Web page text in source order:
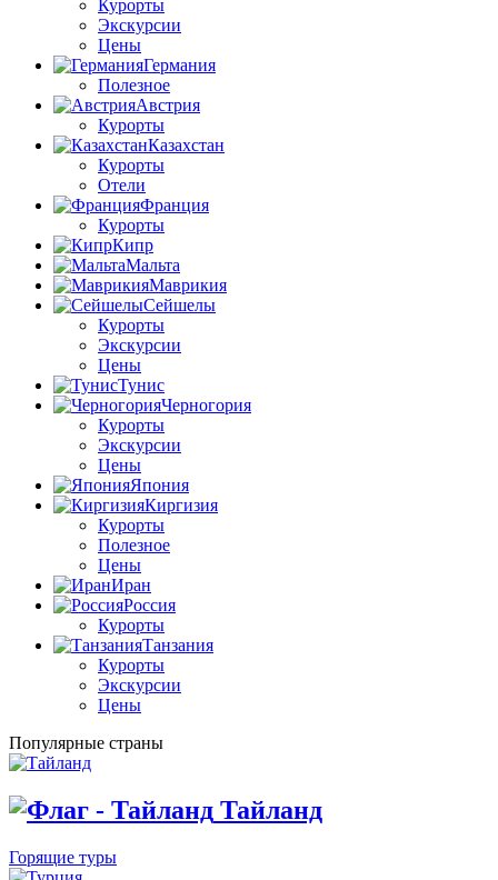
Курорты
Экскурсии
Цены
Германия
Полезное
Австрия
Курорты
Казахстан
Курорты
Отели
Франция
Курорты
Кипр
Мальта
Маврикия
Сейшелы
Курорты
Экскурсии
Цены
Тунис
Черногория
Курорты
Экскурсии
Цены
Япония
Киргизия
Курорты
Полезное
Цены
Иран
Россия
Курорты
Танзания
Курорты
Экскурсии
Цены
Популярные страны
Тайланд
Горящие туры